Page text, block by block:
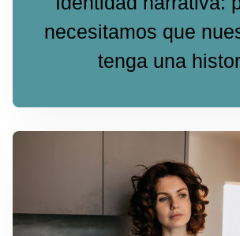
necesitamos que
tenga una